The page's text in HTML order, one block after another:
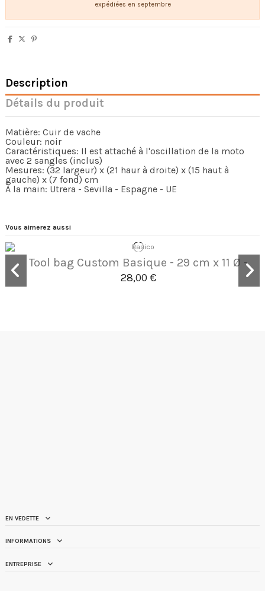
expédiées en septembre
Description
Détails du produit
Matière: Cuir de vache
Couleur: noir
Caractéristiques: Il est attaché à l'oscillation de la moto
avec 2 sangles (inclus)
Mesures: (32 largeur) x (21 haur à droite) x (15 haut à
gauche) x (7 fond) cm
À la main: Utrera - Sevilla - Espagne - UE
Vous aimerez aussi
Tool bag Custom Basique - 29 cm x 11 Ø -
28,00 €
EN VEDETTE
INFORMATIONS
ENTREPRISE